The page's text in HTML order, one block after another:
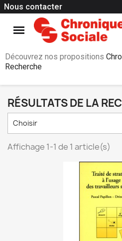
Nous contacter
Découvrez nos propositions
Recherche
RÉSULTATS DE LA
Choisir
Affichage 1-1 de 1 article(s)